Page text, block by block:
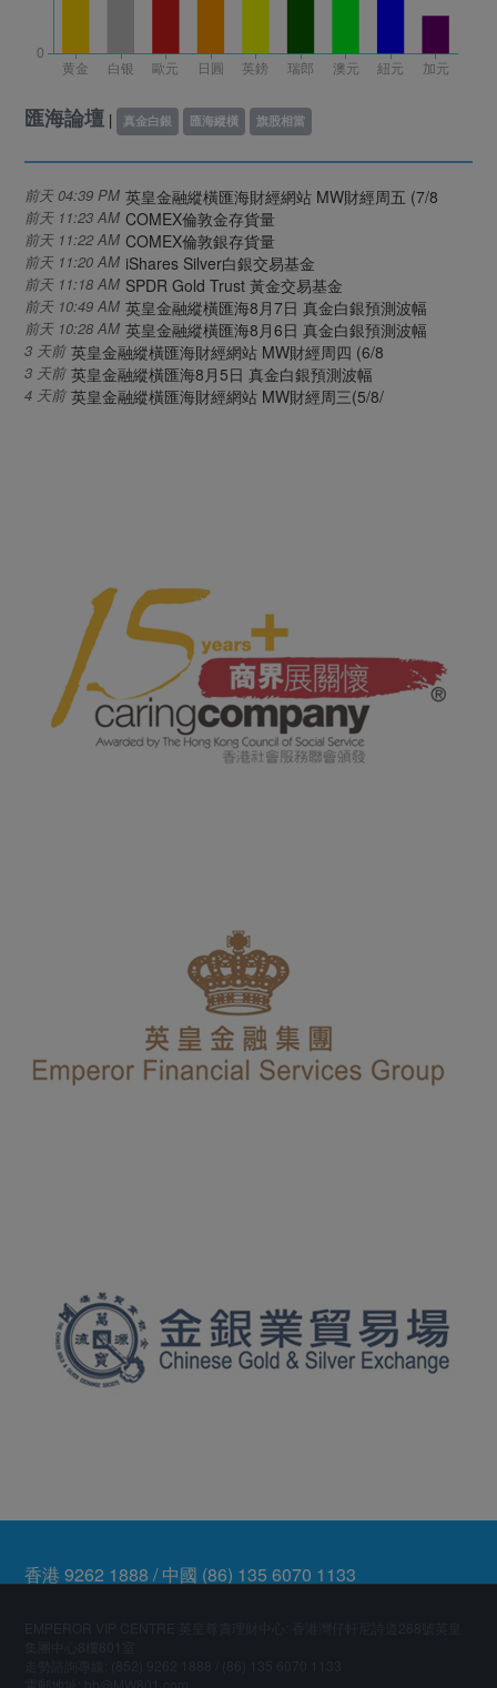
匯海論壇 | 真金白銀 匯海縱橫 旗股相當
前天 04:39 PM 英皇金融縱橫匯海財經網站 MW財經周五 (7/8
前天 11:23 AM COMEX倫敦金存貨量
前天 11:22 AM COMEX倫敦銀存貨量
前天 11:20 AM iShares Silver白銀交易基金
前天 11:18 AM SPDR Gold Trust 黃金交易基金
前天 10:49 AM 英皇金融縱橫匯海8月7日 真金白銀預測波幅
前天 10:28 AM 英皇金融縱橫匯海8月6日 真金白銀預測波幅
3 天前 英皇金融縱橫匯海財經網站 MW財經周四 (6/8
3 天前 英皇金融縱橫匯海8月5日 真金白銀預測波幅
4 天前 英皇金融縱橫匯海財經網站 MW財經周三(5/8/
香港 9262 1888 / 中國 (86) 135 6070 1133